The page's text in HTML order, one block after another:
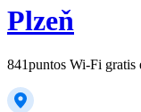
Plzeň
841puntos Wi-Fi gratis